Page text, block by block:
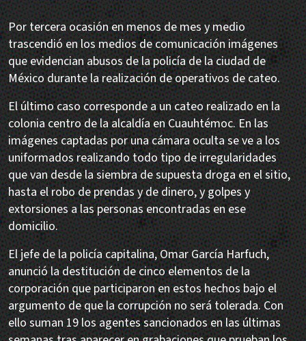
Por tercera ocasión en menos de mes y medio
trascendió en los medios de comunicación imágenes
que evidencian abusos de la policía de la ciudad de
México durante la realización de operativos de cateo.
El último caso corresponde a un cateo realizado en la
colonia centro de la alcaldía en Cuauhtémoc. En las
imágenes captadas por una cámara oculta se ve a los
uniformados realizando todo tipo de irregularidades
que van desde la siembra de supuesta droga en el sitio,
hasta el robo de prendas y de dinero, y golpes y
extorsiones a las personas encontradas en ese
domicilio.
El jefe de la policía capitalina, Omar García Harfuch,
anunció la destitución de cinco elementos de la
corporación que participaron en estos hechos bajo el
argumento de que la corrupción no será tolerada. Con
ello suman 19 los agentes sancionados en las últimas